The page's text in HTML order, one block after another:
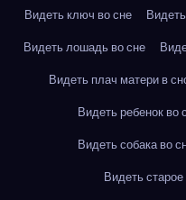
Видеть ключ во сне
Видеть лошадь во сне
Видеть плач матери в
Видеть ребенок во
Видеть собака во
Видеть